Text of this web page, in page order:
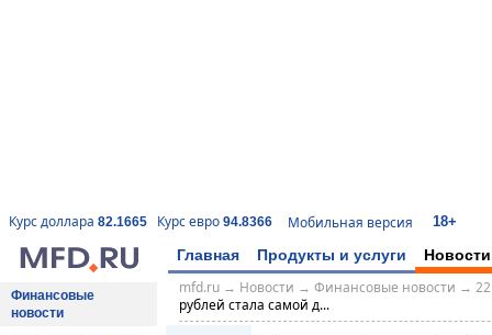
Курс доллара 82.1665 Курс евро 94.8366 Мобильная версия 18+
Главная Продукты и услуги Новости
Финансовые
новости
mfd.ru→ Новости → Финансовые новости →
рублей стала самой д...